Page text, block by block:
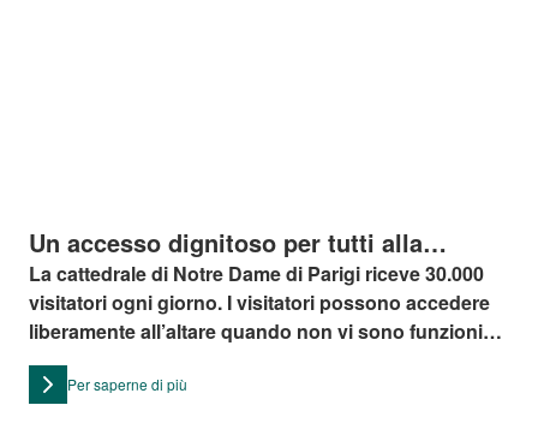
Un accesso dignitoso per tutti alla
cattedrale di Notre Dame
La cattedrale di Notre Dame di Parigi riceve 30.000
visitatori ogni giorno. I visitatori possono accedere
liberamente all’altare quando non vi sono funzioni
sacre in corso.
Per saperne di più